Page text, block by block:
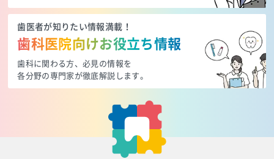
歯医者が知りたい情報満載！
歯科医院向けお役立ち情報
歯科に関わる方、必見の情報を
各分野の専門家が徹底解説します。